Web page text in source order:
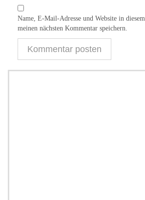
Name, E-Mail-Adresse und Website in
meinen nächsten Kommentar speichern.